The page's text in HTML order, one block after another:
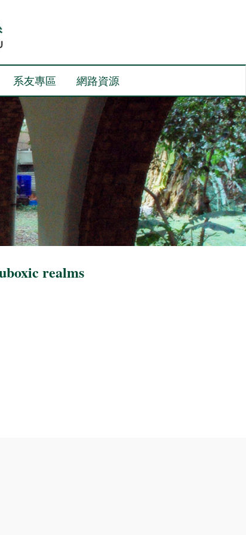
系友專區 網路資源
realms